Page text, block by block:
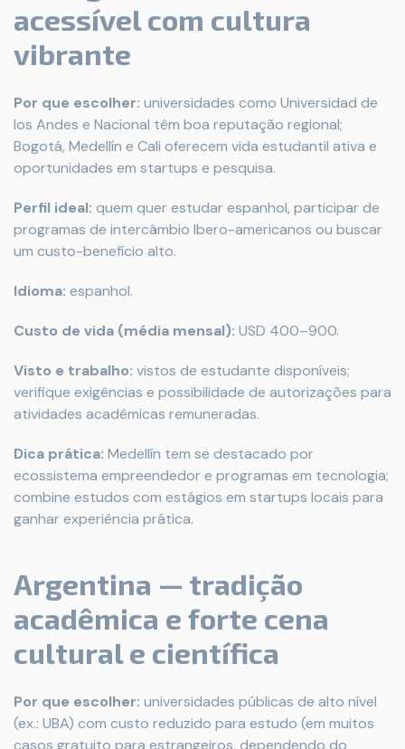
acessível com cultura
vibrante
Por que escolher: universidades como Universidad de
los Andes e Nacional têm boa reputação regional;
Bogotá, Medellín e Cali oferecem vida estudantil ativa e
oportunidades em startups e pesquisa.
Perfil ideal: quem quer estudar espanhol, participar de
programas de intercâmbio Ibero-americanos ou buscar
um custo-benefício alto.
Idioma: espanhol.
Custo de vida (média mensal): USD 400–900.
Visto e trabalho: vistos de estudante disponíveis;
verifique exigências e possibilidade de autorizações para
atividades acadêmicas remuneradas.
Dica prática: Medellín tem se destacado por
ecossistema empreendedor e programas em tecnologia;
combine estudos com estágios em startups locais para
ganhar experiência prática.
Argentina — tradição
acadêmica e forte cena
cultural e científica
Por que escolher: universidades públicas de alto nível
(ex.: UBA) com custo reduzido para estudo (em muitos
casos gratuito para estrangeiros, dependendo do